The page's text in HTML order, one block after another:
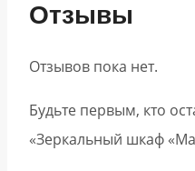
Отзывы
Отзывов пока нет.
Будьте первым, кто
«Зеркальный шкаф